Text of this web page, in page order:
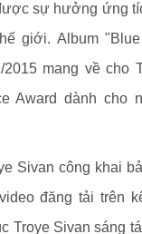
sự hưởng ứng
giới. Album
2015 mang về cho
Award dành cho
Sivan công khai
đăng tải trên
Troye Sivan sáng